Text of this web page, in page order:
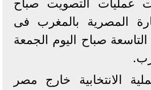
عمليات التصويت صباح
المصرية بالمغرب فى
صباح اليوم الجمعة
الانتخابية خارج مصر